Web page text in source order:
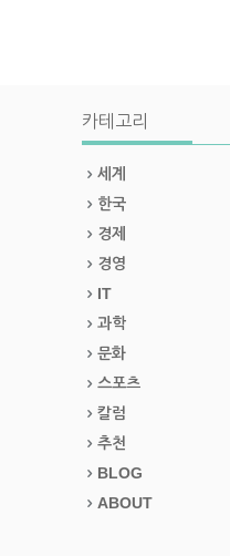
카테고리
세계
한국
경제
경영
IT
과학
문화
스포츠
칼럼
추천
BLOG
ABOUT